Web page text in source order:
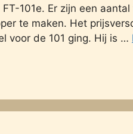
101e. Er zijn een
te maken. Het
voor de 101 ging. Hij is …